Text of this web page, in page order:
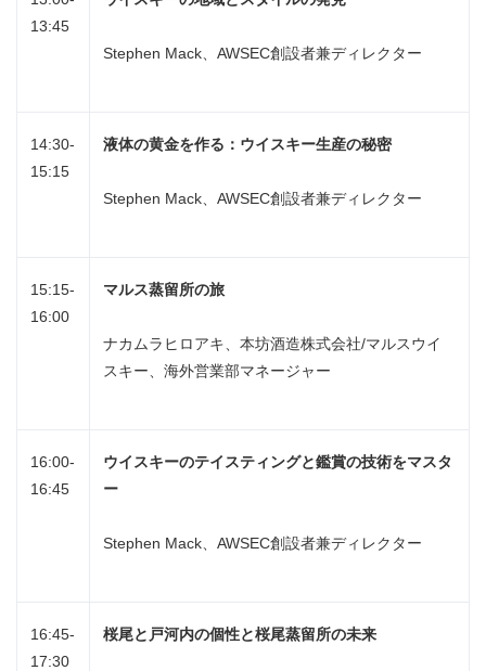
13:45
Stephen Mack、AWSEC創設者兼ディレクター
14:30-
15:15
液体の黄金を作る：ウイスキー生産の秘密
Stephen Mack、AWSEC創設者兼ディレクター
15:15-
16:00
マルス蒸留所の旅
ナカムラヒロアキ、本坊酒造株式会社/マルスウイ
スキー、海外営業部マネージャー
16:00-
16:45
ウイスキーのテイスティングと鑑賞の技術をマスタ
ー
Stephen Mack、AWSEC創設者兼ディレクター
16:45-
17:30
桜尾と戸河内の個性と桜尾蒸留所の未来